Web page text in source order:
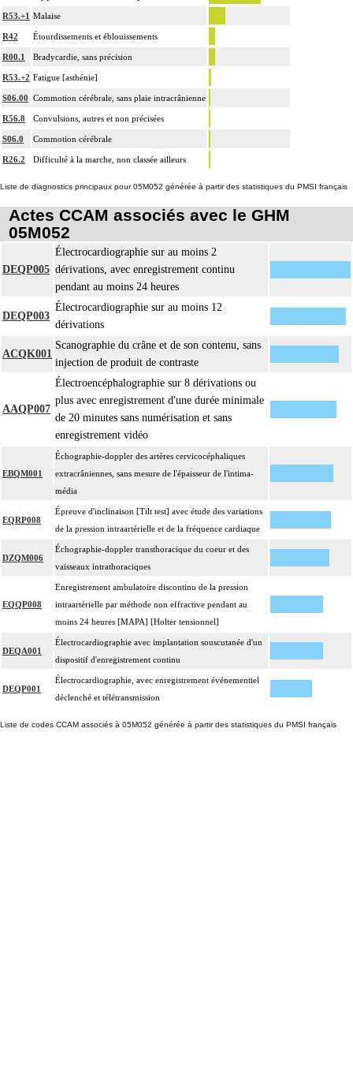
R53.+1 Malaise
R42 Étourdissements et éblouissements
R00.1 Bradycardie, sans précision
R53.+2 Fatigue [asthénie]
S06.00 Commotion cérébrale, sans plaie intracrânienne
R56.8 Convulsions, autres et non précisées
S06.0 Commotion cérébrale
R26.2 Difficulté à la marche, non classée ailleurs
Liste de diagnostics principaux pour 05M052 générée à partir des statistiques du PMSI français
Actes CCAM associés avec le GHM
05M052
DEQP005
Électrocardiographie sur au moins 2
dérivations, avec enregistrement continu
pendant au moins 24 heures
DEQP003
Électrocardiographie sur au moins 12
dérivations
ACQK001
Scanographie du crâne et de son contenu, sans
injection de produit de contraste
AAQP007
Électroencéphalographie sur 8 dérivations ou
plus avec enregistrement d'une durée minimale
de 20 minutes sans numérisation et sans
enregistrement vidéo
EBQM001
Échographie-doppler des artères cervicocéphaliques
extracrâniennes, sans mesure de l'épaisseur de l'intima-
média
EQRP008
Épreuve d'inclinaison [Tilt test] avec étude des variations
de la pression intraartérielle et de la fréquence cardiaque
DZQM006
Échographie-doppler transthoracique du coeur et des
vaisseaux intrathoraciques
EQQP008
Enregistrement ambulatoire discontinu de la pression
intraartérielle par méthode non effractive pendant au
moins 24 heures [MAPA] [Holter tensionnel]
DEQA001
Électrocardiographie avec implantation souscutanée d'un
dispositif d'enregistrement continu
DEQP001
Électrocardiographie, avec enregistrement événementiel
déclenché et télétransmission
Liste de codes CCAM associés à 05M052 générée à partir des statistiques du PMSI français